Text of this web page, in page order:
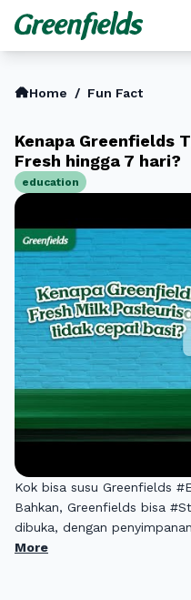
Home / Fun Fact
Kenapa Greenfields
Fresh hingga 7 hari?
education
Kok bisa susu Greenfields
Bahkan, Greenfields bisa
dibuka, dengan
More